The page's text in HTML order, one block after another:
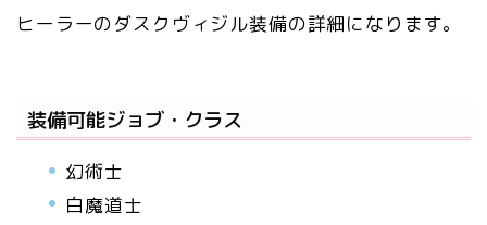
ヒーラーのダスクヴィジル装備の詳細になります。
装備可能ジョブ・クラス
幻術士
白魔道士